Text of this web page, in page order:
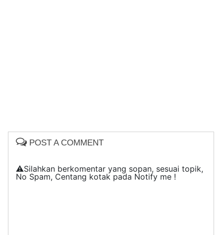
POST A COMMENT
⚠️Silahkan berkomentar yang sopan, sesuai topik,
No Spam, Centang kotak pada Notify me !